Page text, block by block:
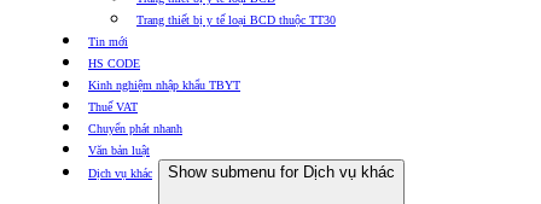
Trang thiết bị y tế loại BCD thuộc TT30
Tin mới
HS CODE
Kinh nghiệm nhập khẩu TBYT
Thuế VAT
Chuyển phát nhanh
Văn bản luật
Dịch vụ khác
Show submenu for Dịch vụ khác